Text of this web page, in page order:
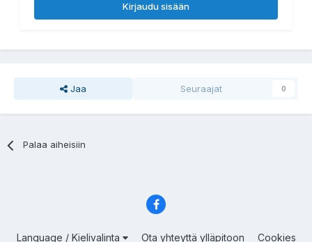
Kirjaudu sisään
Jaa Seuraajat 0
Palaa aiheisiin
Language / Kielivalinta Ota yhteyttä ylläpitoon Cookies